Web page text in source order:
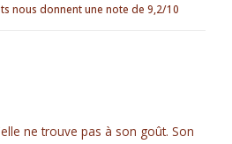
nous donnent une note de 9,2/10
ne trouve pas à son goût. Son